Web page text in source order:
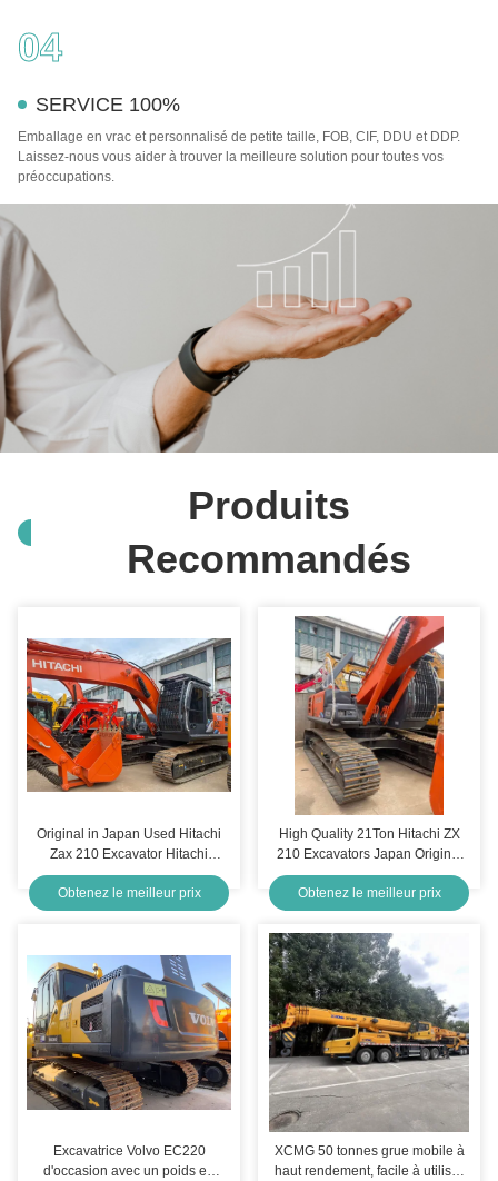
04
SERVICE 100%
Emballage en vrac et personnalisé de petite taille, FOB, CIF, DDU et DDP.
Laissez-nous vous aider à trouver la meilleure solution pour toutes vos
préoccupations.
Produits
Recommandés
Original in Japan Used Hitachi
Zax 210 Excavator Hitachi
Zx120 ZX200 Excavator on Sale
Obtenez le meilleur prix
High Quality 21Ton Hitachi ZX
210 Excavators Japan Original
210 Earth-Moving Hydraulic
Machinery Used Excavators
Obtenez le meilleur prix
Excavatrice Volvo EC220
d'occasion avec un poids en
XCMG 50 tonnes grue mobile à
haut rendement, facile à utiliser